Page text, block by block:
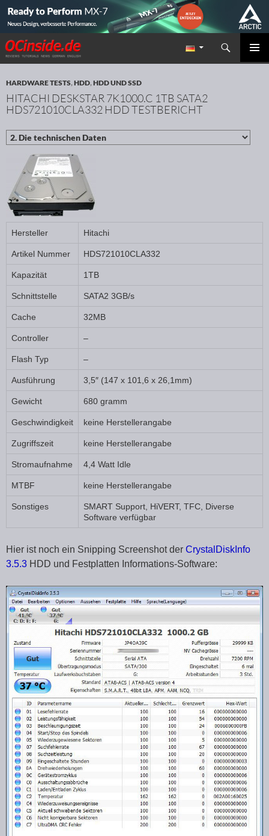
Redaktion ocinside.de PC Hardware Portal
Suchen
ZUM INHALT SPRINGEN
HARDWARE TESTS,HDD,HDD UND SSD
HITACHI DESKSTAR 7K1000.C 1TB SATA2
HDS721010CLA332 HDD TESTBERICHT
Hersteller Hitachi
Artikel Nummer HDS721010CLA332
Kapazität 1TB
Schnittstelle SATA2 3GB/s
Cache 32MB
Controller –
Flash Typ –
Ausführung 3,5″ (147 x 101,6 x 26,1mm)
Gewicht 680 gramm
Geschwindigkeit keine Herstellerangabe
Zugriffszeit keine Herstellerangabe
Stromaufnahme 4,4 Watt Idle
MTBF keine Herstellerangabe
Sonstiges
SMART Support, HiVERT, TFC, Diverse
Software verfügbar
Hier ist noch ein Snipping Screenshot der CrystalDiskInfo
3.5.3 HDD und Festplatten Informations-Software: